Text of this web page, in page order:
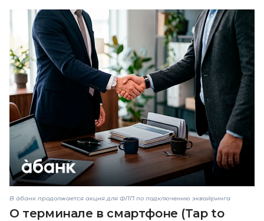
В àбанк продолжается акция для ФЛП по подключению эквайринга
О терминале в смартфоне (Tap to